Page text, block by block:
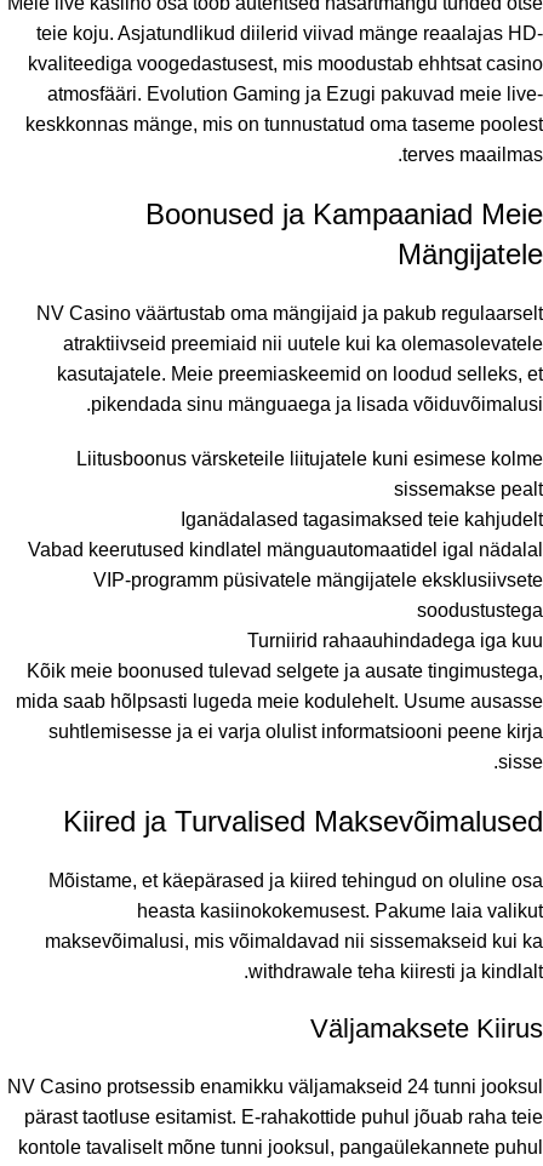
teie koju. Asjatundlikud diilerid viivad mänge reaalajas HD-
kvaliteediga voogedastusest, mis moodustab ehhtsat casino
atmosfääri. Evolution Gaming ja Ezugi pakuvad meie live-
keskkonnas mänge, mis on tunnustatud oma taseme poolest
terves maailmas.
Boonused ja Kampaaniad Meie
Mängijatele
NV Casino väärtustab oma mängijaid ja pakub regulaarselt
atraktiivseid preemiaid nii uutele kui ka olemasolevatele
kasutajatele. Meie preemiaskeemid on loodud selleks, et
pikendada sinu mänguaega ja lisada võiduvõimalusi.
Liitusboonus värsketeile liitujatele kuni esimese kolme
sissemakse pealt
Iganädalased tagasimaksed teie kahjudelt
Vabad keerutused kindlatel mänguautomaatidel igal nädalal
VIP-programm püsivatele mängijatele eksklusiivsete
soodustustega
Turniirid rahaauhindadega iga kuu
Kõik meie boonused tulevad selgete ja ausate tingimustega,
mida saab hõlpsasti lugeda meie kodulehelt. Usume ausasse
suhtlemisesse ja ei varja olulist informatsiooni peene kirja
sisse.
Kiired ja Turvalised Maksevõimalused
Mõistame, et käepärased ja kiired tehingud on oluline osa
heasta kasiinokokemusest. Pakume laia valikut
maksevõimalusi, mis võimaldavad nii sissemakseid kui ka
withdrawale teha kiiresti ja kindlalt.
Väljamaksete Kiirus
NV Casino protsessib enamikku väljamakseid 24 tunni jooksul
pärast taotluse esitamist. E-rahakottide puhul jõuab raha teie
kontole tavaliselt mõne tunni jooksul, pangaülekannete puhul